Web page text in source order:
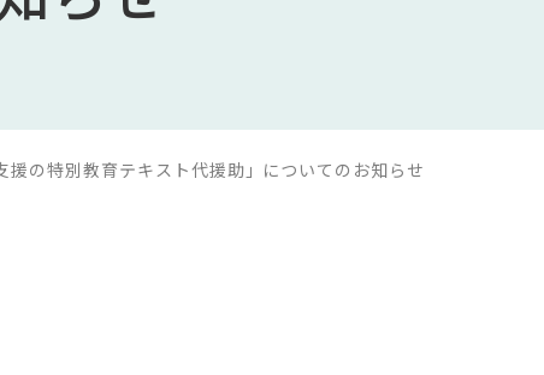
援の特別教育テキスト代援助」についてのお知らせ